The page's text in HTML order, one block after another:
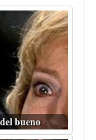
bueno